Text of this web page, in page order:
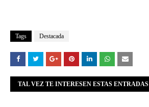
Tags Destacada
TAL VEZ TE INTERESEN ESTAS ENTRADAS